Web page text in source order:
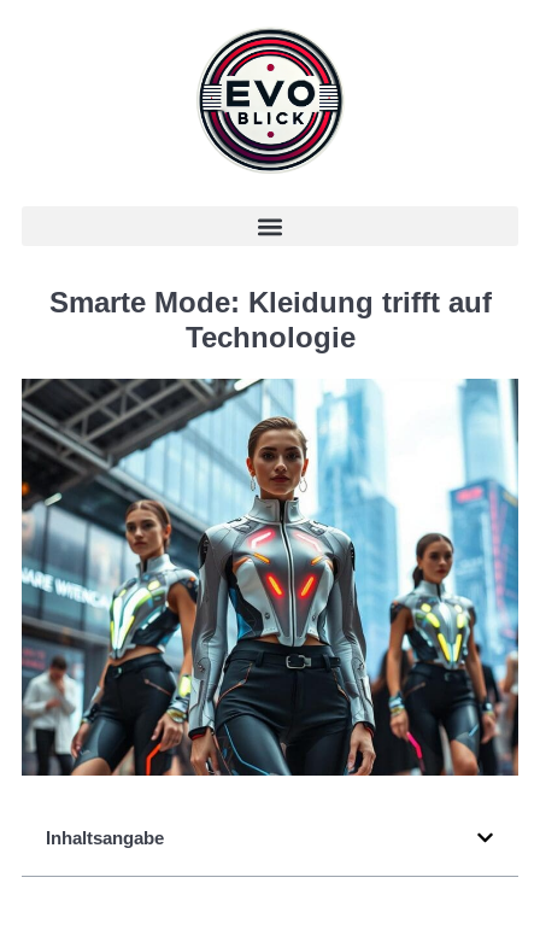
Smarte Mode: Kleidung trifft auf
Technologie
Inhaltsangabe